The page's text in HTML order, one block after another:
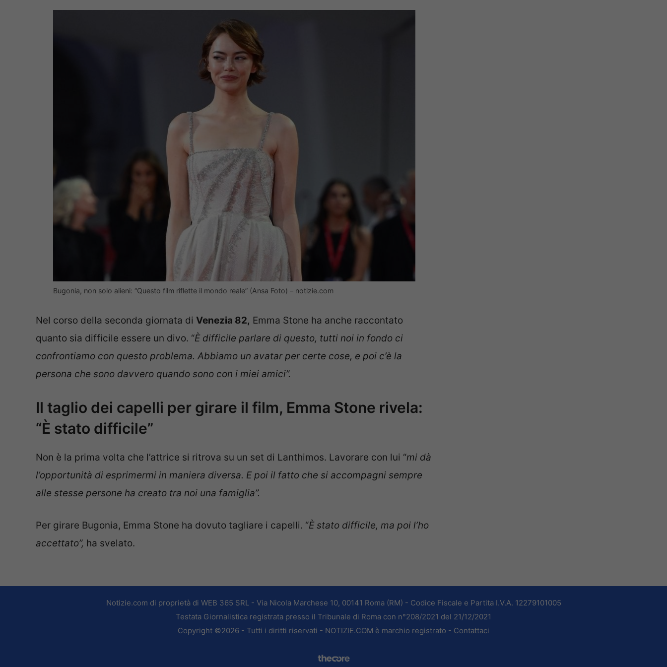
Bugonia, non solo alieni: “Questo film riflette il mondo reale” (Ansa Foto) – notizie.com
Nel corso della seconda giornata di Venezia 82, Emma Stone ha anche raccontato
quanto sia difficile essere un divo. “È difficile parlare di questo, tutti noi in fondo ci
confrontiamo con questo problema. Abbiamo un avatar per certe cose, e poi c’è la
persona che sono davvero quando sono con i miei amici”.
Il taglio dei capelli per girare il film, Emma Stone rivela:
“È stato difficile”
Non è la prima volta che l’attrice si ritrova su un set di Lanthimos. Lavorare con lui “mi dà
l’opportunità di esprimermi in maniera diversa. E poi il fatto che si accompagni sempre
alle stesse persone ha creato tra noi una famiglia”.
Per girare Bugonia, Emma Stone ha dovuto tagliare i capelli. “È stato difficile, ma poi l’ho
accettato”, ha svelato.
Notizie.com di proprietà di WEB 365 SRL - Via Nicola Marchese 10, 00141 Roma (RM) - Codice Fiscale e Partita I.V.A. 12279101005
Testata Giornalistica registrata presso il Tribunale di Roma con n°208/2021 del 21/12/2021
Copyright ©2026 - Tutti i diritti riservati - NOTIZIE.COM è marchio registrato - Contattaci